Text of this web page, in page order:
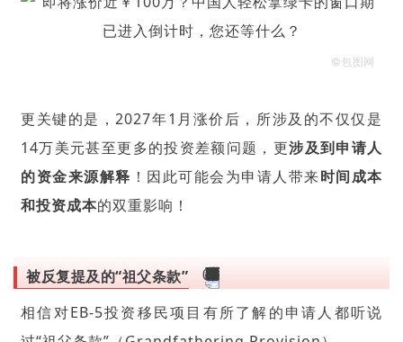
©包图网
更关键的是，2027年1月涨价后，所涉及的不仅仅是
14万美元甚至更多的投资差额问题，更涉及到申请人
的资金来源解释 ！因此可能会为申请人带来时间成本
和投资成本的双重影响！
被反复提及的“祖父条款”
相信对EB-5投资移民项目有所了解的申请人都听说